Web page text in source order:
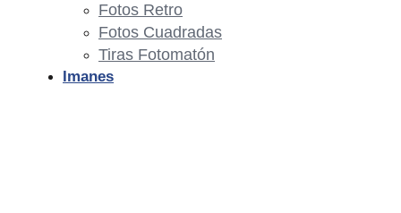
Fotos Retro
Fotos Cuadradas
Tiras Fotomatón
Imanes